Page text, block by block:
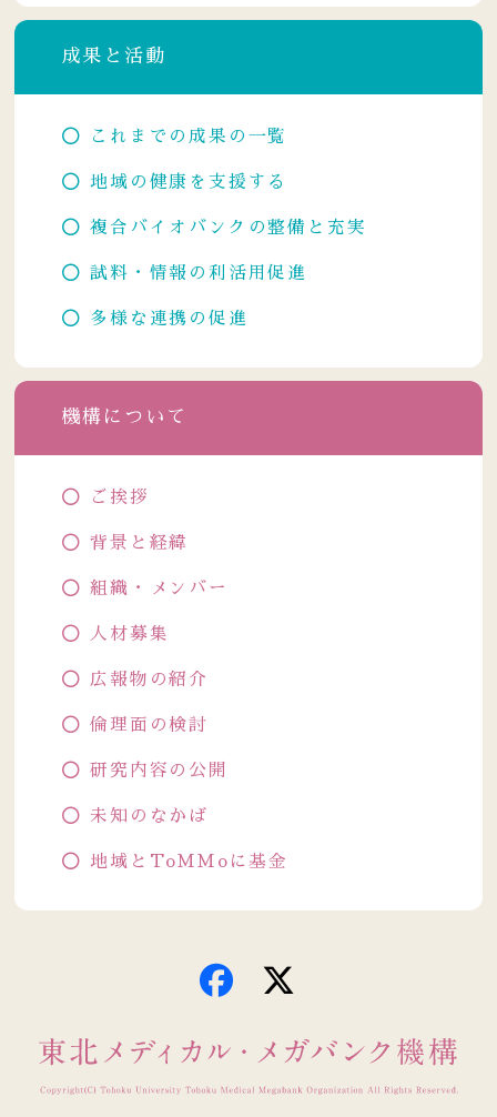
成果と活動
これまでの成果の一覧
地域の健康を支援する
複合バイオバンクの整備と充実
試料・情報の利活用促進
多様な連携の促進
機構について
ご挨拶
背景と経緯
組織・メンバー
人材募集
広報物の紹介
倫理面の検討
研究内容の公開
未知のなかば
地域とToMMoに基金